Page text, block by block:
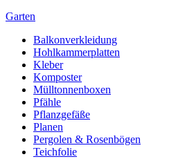
Garten
Balkonverkleidung
Hohlkammerplatten
Kleber
Komposter
Mülltonnenboxen
Pfähle
Pflanzgefäße
Planen
Pergolen & Rosenbögen
Teichfolie